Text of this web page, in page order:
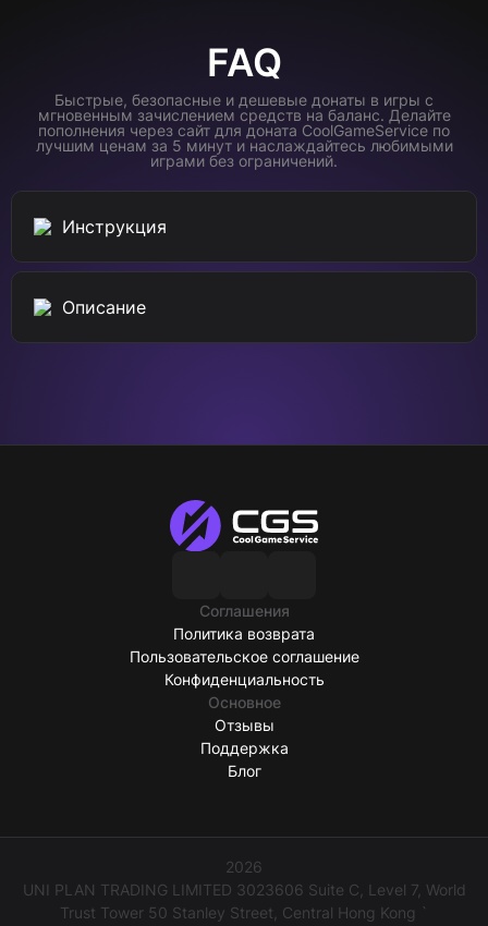
FAQ
Быстрые, безопасные и дешевые донаты в игры с
мгновенным зачислением средств на баланс. Делайте
пополнения через сайт для доната CoolGameService по
лучшим ценам за 5 минут и наслаждайтесь любимыми
играми без ограничений.
Инструкция
Описание
Соглашения
Политика возврата
Пользовательское соглашение
Конфиденциальность
Основное
Отзывы
Поддержка
Блог
2026
UNI PLAN TRADING LIMITED 3023606 Suite C, Level 7, World
Trust Tower 50 Stanley Street, Central Hong Kong `